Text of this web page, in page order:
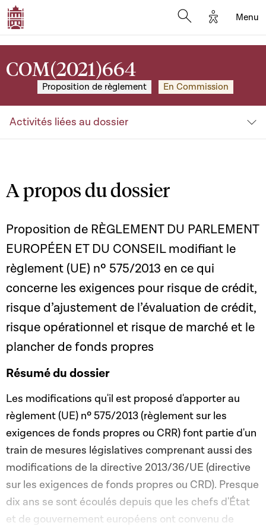
Options
Menu
COM(2021)664
Proposition de règlement En Commission
Activités liées au dossier
A propos du dossier
Proposition de RÈGLEMENT DU PARLEMENT
EUROPÉEN ET DU CONSEIL modifiant le
règlement (UE) nº 575/2013 en ce qui
concerne les exigences pour risque de crédit,
risque d’ajustement de l’évaluation de crédit,
risque opérationnel et risque de marché et le
plancher de fonds propres
Résumé du dossier
Les modifications qu'il est proposé d'apporter au
règlement (UE) nº 575/2013 (règlement sur les
exigences de fonds propres ou CRR) font partie d'un
train de mesures législatives comprenant aussi des
modifications de la directive 2013/36/UE (directive
sur les exigences de fonds propres ou CRD). Presque
dix ans se sont écoulés depuis que les chefs d'État
et de gouvernement européens ont convenu de